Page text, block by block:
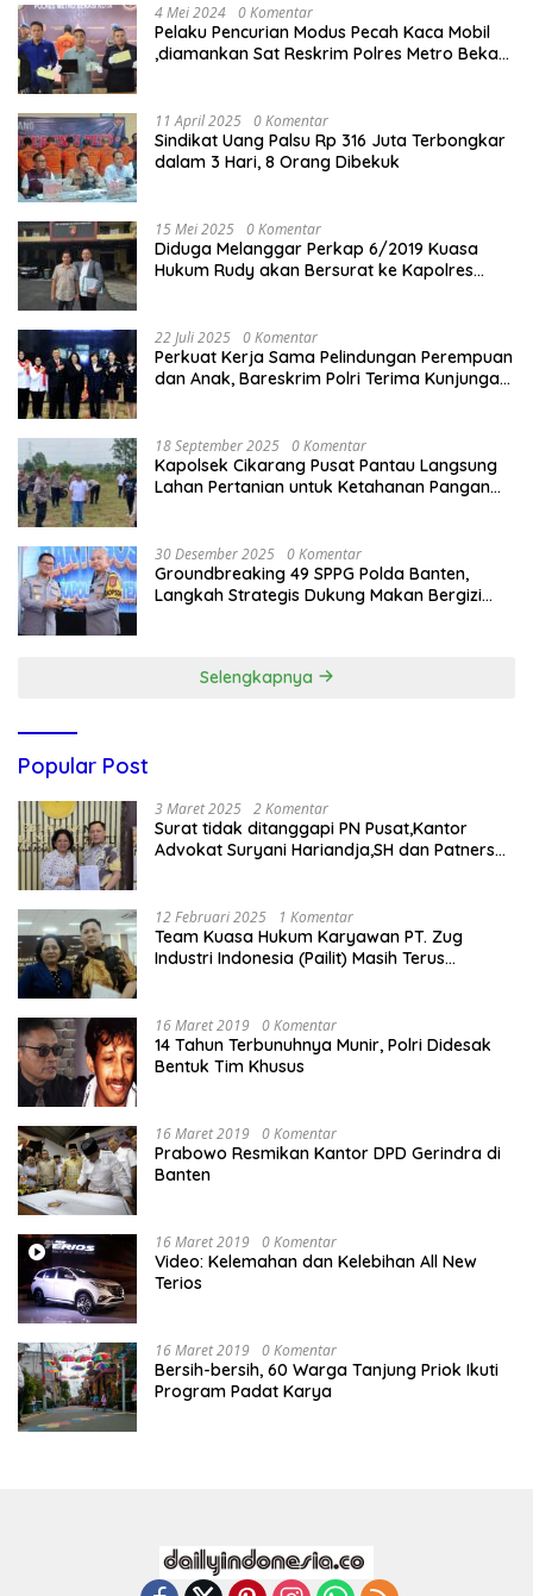
4 Mei 2024 0 Komentar
Pelaku Pencurian Modus Pecah Kaca Mobil
,diamankan Sat Reskrim Polres Metro Bekasi
11 April 2025 0 Komentar
Sindikat Uang Palsu Rp 316 Juta Terbongkar
dalam 3 Hari, 8 Orang Dibekuk
15 Mei 2025 0 Komentar
Diduga Melanggar Perkap 6/2019 Kuasa
Hukum Rudy akan Bersurat ke Kapolres
22 Juli 2025 0 Komentar
Perkuat Kerja Sama Pelindungan Perempuan
dan Anak, Bareskrim Polri Terima Kunjungan
18 September 2025 0 Komentar
Kapolsek Cikarang Pusat Pantau Langsung
Lahan Pertanian untuk Ketahanan Pangan
30 Desember 2025 0 Komentar
Groundbreaking 49 SPPG Polda Banten,
Langkah Strategis Dukung Makan Bergizi
Selengkapnya
Popular Post
3 Maret 2025 2 Komentar
Surat tidak ditanggapi PN Pusat,Kantor
Advokat Suryani Hariandja,SH dan Patners
12 Februari 2025 1 Komentar
Team Kuasa Hukum Karyawan PT. Zug
Industri Indonesia (Pailit) Masih Terus
16 Maret 2019 0 Komentar
14 Tahun Terbunuhnya Munir, Polri Didesak
Bentuk Tim Khusus
16 Maret 2019 0 Komentar
Prabowo Resmikan Kantor DPD Gerindra di
Banten
16 Maret 2019 0 Komentar
Video: Kelemahan dan Kelebihan All New
Terios
16 Maret 2019 0 Komentar
Bersih-bersih, 60 Warga Tanjung Priok Ikuti
Program Padat Karya